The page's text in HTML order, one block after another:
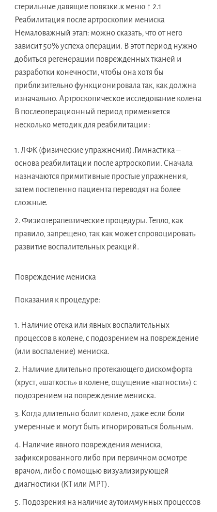
стерильные давящие повязки.к меню ↑ 2.1
Реабилитация после артроскопии мениска
Немаловажный этап: можно сказать, что от него
зависит 50% успеха операции. В этот период нужно
добиться регенерации поврежденных тканей и
разработки конечности, чтобы она хотя бы
приблизительно функционировала так, как должна
изначально. Артроскопическое исследование колена
В послеоперационный период применяется
несколько методик для реабилитации:
ЛФК (физические упражнения).Гимнастика –
основа реабилитации после артроскопии. Сначала
назначаются примитивные простые упражнения,
затем постепенно пациента переводят на более
сложные.
Физиотерапевтические процедуры. Тепло, как
правило, запрещено, так как может спровоцировать
развитие воспалительных реакций.
Повреждение мениска
Показания к процедуре:
Наличие отека или явных воспалительных
процессов в колене, с подозрением на повреждение
(или воспаление) мениска.
Наличие длительно протекающего дискомфорта
(хруст, «шаткость» в колене, ощущение «ватности») с
подозрением на повреждение мениска.
Когда длительно болит колено, даже если боли
умеренные и могут быть игнорироваться больным.
Наличие явного повреждения мениска,
зафиксированного либо при первичном осмотре
врачом, либо с помощью визуализирующей
диагностики (КТ или МРТ).
Подозрения на наличие аутоиммунных процессов